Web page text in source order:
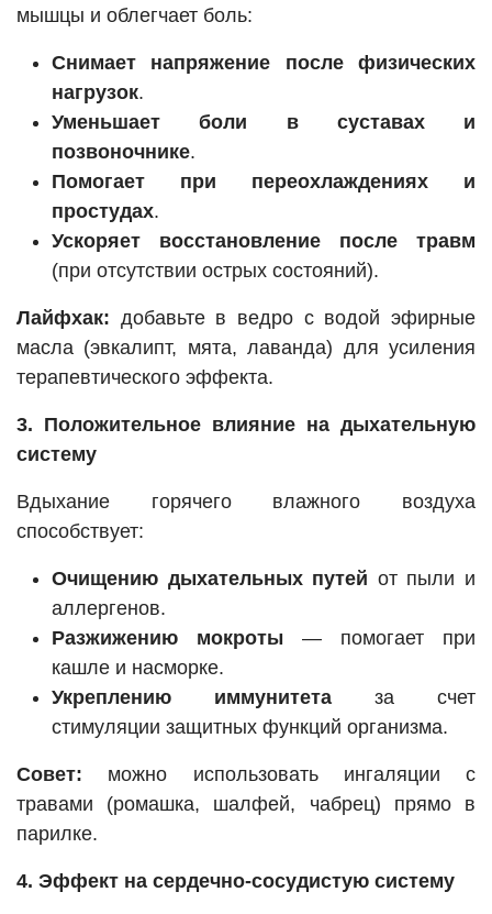
мышцы и облегчает боль:
Снимает напряжение после физических
нагрузок.
Уменьшает боли в суставах и
позвоночнике.
Помогает при переохлаждениях и
простудах.
Ускоряет восстановление после травм
(при отсутствии острых состояний).
Лайфхак: добавьте в ведро с водой эфирные
масла (эвкалипт, мята, лаванда) для усиления
терапевтического эффекта.
3. Положительное влияние на дыхательную
систему
Вдыхание горячего влажного воздуха
способствует:
Очищению дыхательных путей от пыли и
аллергенов.
Разжижению мокроты — помогает при
кашле и насморке.
Укреплению иммунитета за счет
стимуляции защитных функций организма.
Совет: можно использовать ингаляции с
травами (ромашка, шалфей, чабрец) прямо в
парилке.
4. Эффект на сердечно-сосудистую систему